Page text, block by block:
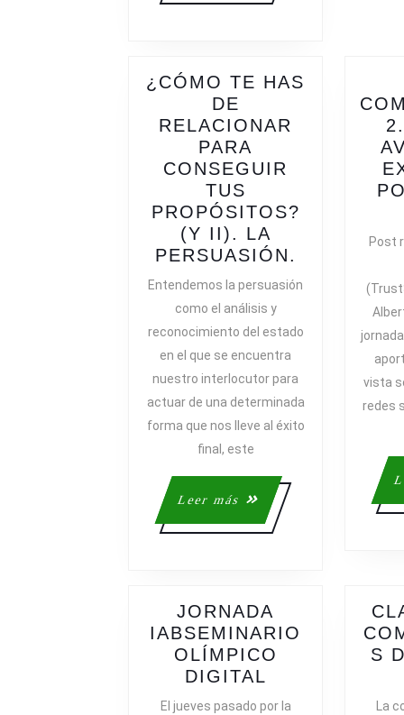
¿CÓMO TE HAS
DE
RELACIONAR
PARA
CONSEGUIR
TUS
PROPÓSITOS?
(Y II). LA
PERSUASIÓN.
TUS
Entendemos la persuasión
como el análisis y
reconocimiento del estado
en el que se encuentra
nuestro interlocutor para
actuar de una determinada
forma que nos lleve al éxito
final, este
Leer más
Leer
más
Post
vista
redes
JORNADA
IABSEMINARIO
OLÍMPICO
DIGITAL
El jueves pasado por la
S
La